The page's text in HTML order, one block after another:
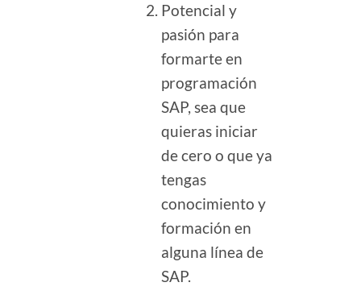
Potencial y
pasión para
formarte en
programación
SAP, sea que
quieras iniciar
de cero o que ya
tengas
conocimiento y
formación en
alguna línea de
SAP.